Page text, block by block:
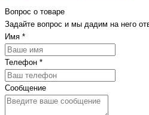
Вопрос о товаре
Задайте вопрос и мы дадим на него
Имя *
Телефон *
Сообщение